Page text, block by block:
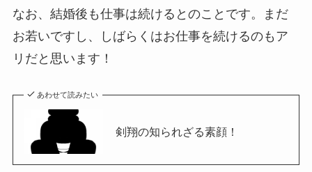
なお、結婚後も仕事は続けるとのことです。まだ
お若いですし、しばらくはお仕事を続けるのもア
リだと思います！
あわせて読みたい
剣翔の知られざる素顔！